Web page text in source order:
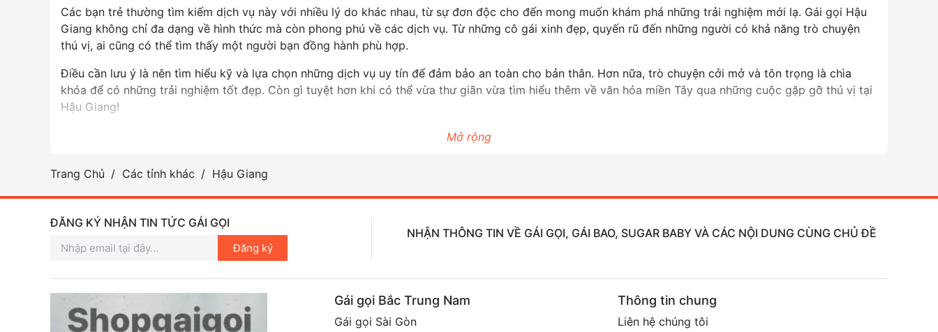
Các bạn trẻ thường tìm kiếm dịch vụ này với nhiều lý do khác nhau, từ sự đơn độc cho đến mong muốn khám phá những trải nghiệm mới lạ. Gái gọi Hậu
Giang không chỉ đa dạng về hình thức mà còn phong phú về các dịch vụ. Từ những cô gái xinh đẹp, quyến rũ đến những người có khả năng trò chuyện
thú vị, ai cũng có thể tìm thấy một người bạn đồng hành phù hợp.
Điều cần lưu ý là nên tìm hiểu kỹ và lựa chọn những dịch vụ uy tín để đảm bảo an toàn cho bản thân. Hơn nữa, trò chuyện cởi mở và tôn trọng là chìa
khóa để có những trải nghiệm tốt đẹp. Còn gì tuyệt hơn khi có thể vừa thư giãn vừa tìm hiểu thêm về văn hóa miền Tây qua những cuộc gặp gỡ thú vị tại
Hậu Giang!
Mở rộng
Trang Chủ Các tỉnh khác Hậu Giang
ĐĂNG KÝ NHẬN TIN TỨC GÁI GỌI
Đăng ký
NHẬN THÔNG TIN VỀ GÁI GỌI, GÁI BAO, SUGAR BABY VÀ CÁC NỘI DUNG CÙNG CHỦ ĐỀ
Gái gọi Bắc Trung Nam
Gái gọi Sài Gòn
Thông tin chung
Liên hệ chúng tôi